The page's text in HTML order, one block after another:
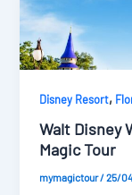
Disney Resort,
Walt Disney
Magic Tour
mymagictour/25/